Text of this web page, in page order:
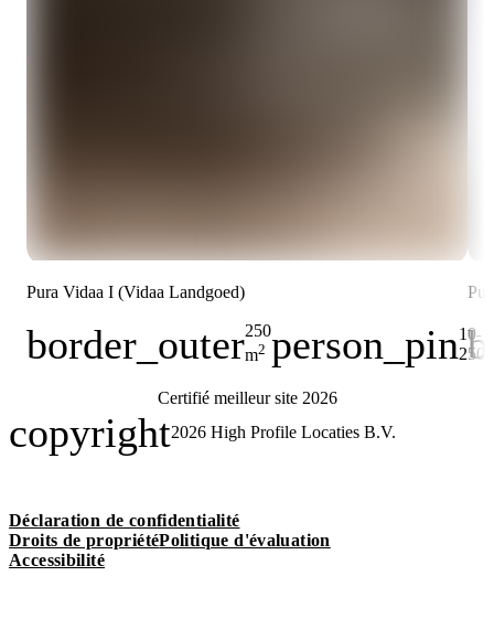
Pura Vidaa I (Vidaa Landgoed)
border_outer
Superficie
250
m2 person_pin
Capacité
10-
250
Certifié meilleur site 2026
copyright2026 High Profile Locaties B.V.
Déclaration de confidentialité
Droits de propriétéPolitique d'évaluation
Accessibilité